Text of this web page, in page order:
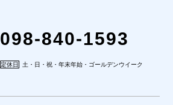
098-840-1593
定休日 土・日・祝・年末年始・ゴールデンウイーク